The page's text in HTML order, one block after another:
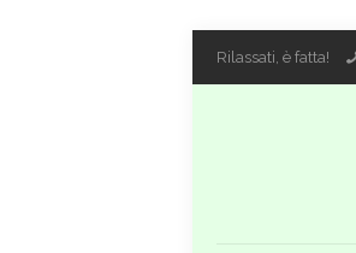
Rilassati, è fatta!